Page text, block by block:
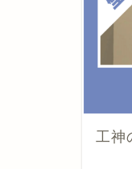
工神